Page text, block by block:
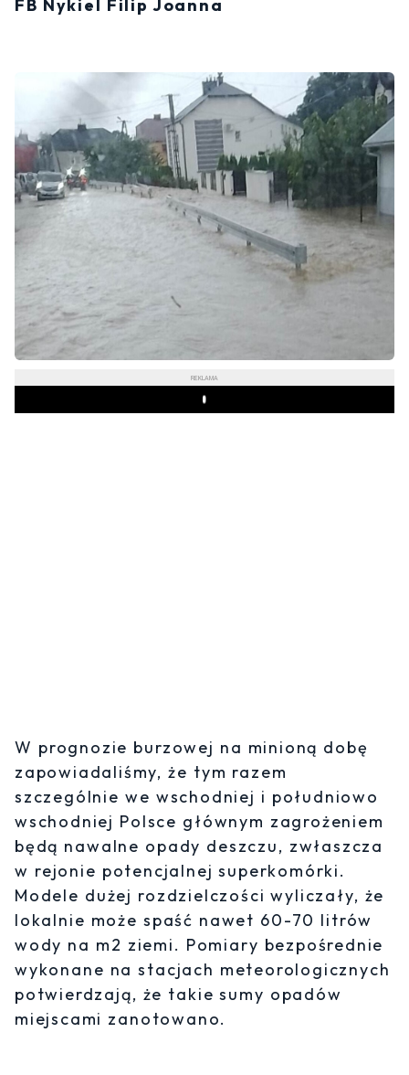
FB Nykiel Filip Joanna
REKLAMA
Play
W prognozie burzowej na minioną dobę
zapowiadaliśmy, że tym razem
szczególnie we wschodniej i południowo
wschodniej Polsce głównym zagrożeniem
będą nawalne opady deszczu, zwłaszcza
w rejonie potencjalnej superkomórki.
Modele dużej rozdzielczości wyliczały, że
lokalnie może spaść nawet 60-70 litrów
wody na m2 ziemi. Pomiary bezpośrednie
wykonane na stacjach meteorologicznych
potwierdzają, że takie sumy opadów
miejscami zanotowano.